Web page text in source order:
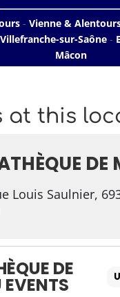
- Vienne &
Villefranche-sur-Saône -
Mâcon
at this
DE
Louis Saulnier,
DE
EVENTS